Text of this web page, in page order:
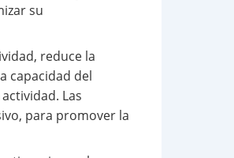
su
reduce la
capacidad del
Las
para promover la